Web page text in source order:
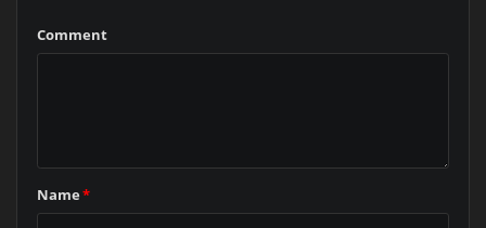
Comment
Name*